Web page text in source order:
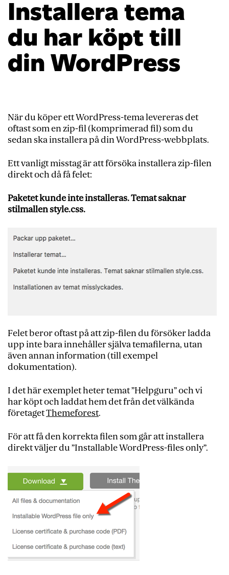
Installera tema
du har köpt till
din WordPress
När du köper ett WordPress-tema levereras det
oftast som en zip-fil (komprimerad fil) som du
sedan ska installera på din WordPress-webbplats.
Ett vanligt misstag är att försöka installera zip-filen
direkt och då få felet:
Paketet kunde inte installeras. Temat saknar
stilmallen style.css.
Felet beror oftast på att zip-filen du försöker ladda
upp inte bara innehåller själva temafilerna, utan
även annan information (till exempel
dokumentation).
I det här exemplet heter temat ”Helpguru” och vi
har köpt och laddat hem det från det välkända
företagetThemeforest.
För att få den korrekta filen som går att installera
direkt väljer du ”Installable WordPress-files only”.